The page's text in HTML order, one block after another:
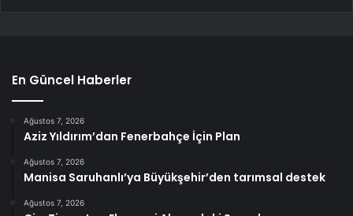
En Güncel Haberler
Ağustos 7, 2026
Aziz Yıldırım’dan Fenerbahçe İçin Plan
Ağustos 7, 2026
Manisa Saruhanlı’ya Büyükşehir’den tarımsal destek
Ağustos 7, 2026